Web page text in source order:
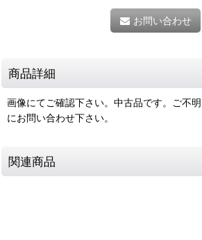
お問い合わせ
商品詳細
画像にてご確認下さい。中古品です。ご不
にお問い合わせ下さい。
関連商品